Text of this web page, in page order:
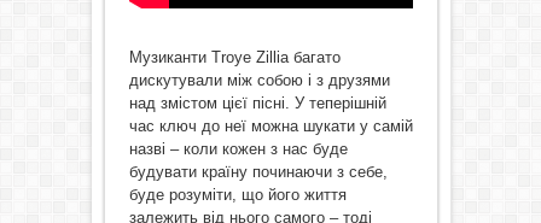
Музиканти Troye Zillia багато
дискутували між собою і з друзями
над змістом цієї пісні. У теперішній
час ключ до неї можна шукати у самій
назві – коли кожен з нас буде
будувати країну починаючи з себе,
буде розуміти, що його життя
залежить від нього самого – тоді